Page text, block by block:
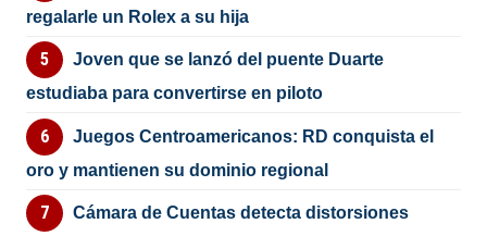
regalarle un Rolex a su hija
Joven que se lanzó del puente Duarte
estudiaba para convertirse en piloto
Juegos Centroamericanos: RD conquista el
oro y mantienen su dominio regional
Cámara de Cuentas detecta distorsiones